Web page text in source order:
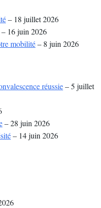
– 18 juillet 2026
– 16 juin 2026
mobilité– 8 juin 2026
réussie– 5 juillet
– 28 juin 2026
– 14 juin 2026